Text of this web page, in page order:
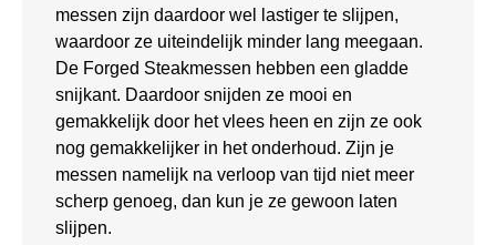
messen zijn daardoor wel lastiger te slijpen,
waardoor ze uiteindelijk minder lang meegaan.
De Forged Steakmessen hebben een gladde
snijkant. Daardoor snijden ze mooi en
gemakkelijk door het vlees heen en zijn ze ook
nog gemakkelijker in het onderhoud. Zijn je
messen namelijk na verloop van tijd niet meer
scherp genoeg, dan kun je ze gewoon laten
slijpen.